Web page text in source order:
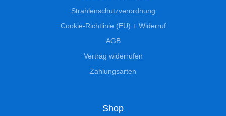
Strahlenschutzverordnung
Cookie-Richtlinie (EU) + Widerruf
AGB
Vertrag widerrufen
Zahlungsarten
Shop